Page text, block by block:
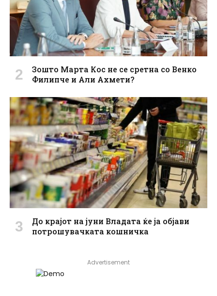
Зошто Maрта Кос не се сретна со Венко
Филипче и Али Ахмети?
До крајот на јуни Владата ќе ја објави
потрошувачката кошничка
Advertisement